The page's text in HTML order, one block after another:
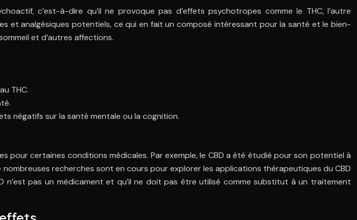
c’est-à-dire qu’il ne provoque pas d’effets psychotropes comme le THC, l’autre
et analgésiques potentiels, ce qui en fait un composé intéressant pour la santé et le bien-
et d’autres affections.
THC.
négatifs sur la santé mentale ou la cognition.
certaines conditions médicales. Par exemple, le CBD a été étudié pour son potentiel à
nombreuses recherches sont en cours pour explorer les applications thérapeutiques du CBD
pas un médicament et qu’il ne doit pas être utilisé comme substitut à un traitement